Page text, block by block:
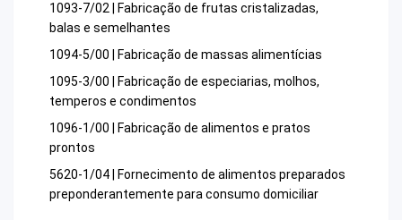
1093-7/02 | Fabricação de frutas cristalizadas,
balas e semelhantes
1094-5/00 | Fabricação de massas alimentícias
1095-3/00 | Fabricação de especiarias, molhos,
temperos e condimentos
1096-1/00 | Fabricação de alimentos e pratos
prontos
5620-1/04 | Fornecimento de alimentos preparados
preponderantemente para consumo domiciliar